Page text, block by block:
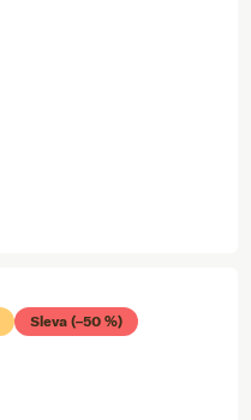
Sleva (–50 %)